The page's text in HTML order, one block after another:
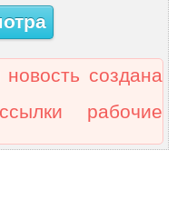
создана
рабочие